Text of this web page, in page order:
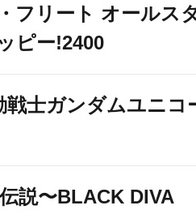
フリート オールス
ピー!2400
戦士ガンダムユニコ
説〜BLACK DIVA